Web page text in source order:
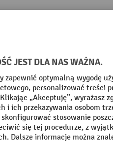
montaż ścienny,
tasmowe
Materiał
Segment